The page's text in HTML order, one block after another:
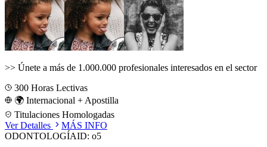
>> Únete a más de 1.000.000 profesionales interesados en el sector
300 Horas Lectivas
🌍 Internacional + Apostilla
Titulaciones Homologadas
Ver Detalles
MÁS INFO
ODONTOLOGÍAID: o5